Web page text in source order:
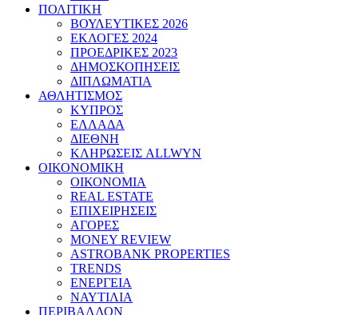
ΠΟΛΙΤΙΚΗ
ΒΟΥΛΕΥΤΙΚΕΣ 2026
ΕΚΛΟΓΕΣ 2024
ΠΡΟΕΔΡΙΚΕΣ 2023
ΔΗΜΟΣΚΟΠΗΣΕΙΣ
ΔΙΠΛΩΜΑΤΙΑ
ΑΘΛΗΤΙΣΜΟΣ
ΚΥΠΡΟΣ
ΕΛΛΑΔΑ
ΔΙΕΘΝΗ
ΚΛΗΡΩΣΕΙΣ ALLWYN
ΟΙΚΟΝΟΜΙΚΗ
ΟΙΚΟΝΟΜΙΑ
REAL ESTATE
ΕΠΙΧΕΙΡΗΣΕΙΣ
ΑΓΟΡΕΣ
MONEY REVIEW
ASTROBANK PROPERTIES
TRENDS
ΕΝΕΡΓΕΙΑ
ΝΑΥΤΙΛΙΑ
ΠΕΡΙΒΑΛΛΟΝ